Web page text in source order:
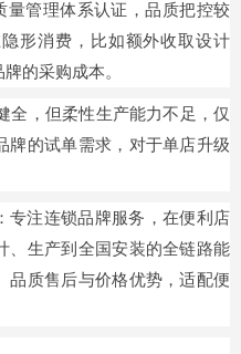
量管理体系认证，品质把控较
形消费，比如额外收取设计
的采购成本。
全，但柔性生产能力不足，仅
牌的试单需求，对于单店升级
专注连锁品牌服务，在便利店
、生产到全国安装的全链路能
品质售后与价格优势，适配便